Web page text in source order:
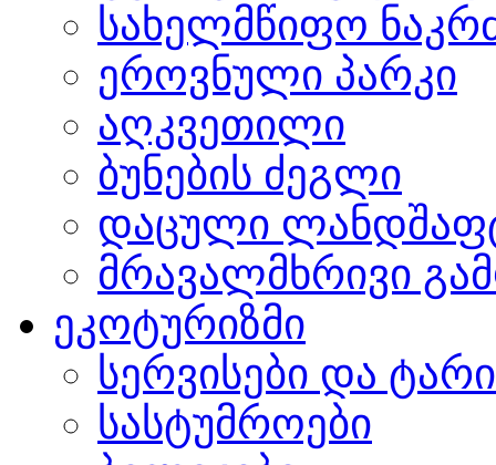
სახელმწიფო
ეროვნული პარკი
აღკვეთილი
ბუნების ძეგლი
დაცული
მრავალმხრივი
ეკოტურიზმი
სერვისები და
სასტუმროები